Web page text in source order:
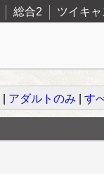
総合2 ツイキャ
アダルトのみ す